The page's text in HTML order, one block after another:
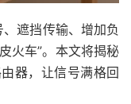
遮挡传输、增加负
火车”。本文将揭秘
器，让信号满格回